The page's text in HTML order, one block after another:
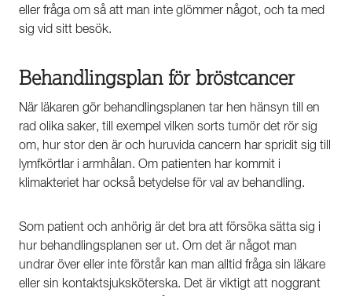
eller fråga om så att man inte glömmer något, och ta med
sig vid sitt besök.
Behandlingsplan för bröstcancer
När läkaren gör behandlingsplanen tar hen hänsyn till en
rad olika saker, till exempel vilken sorts tumör det rör sig
om, hur stor den är och huruvida cancern har spridit sig till
lymfkörtlar i armhålan. Om patienten har kommit i
klimakteriet har också betydelse för val av behandling.
Som patient och anhörig är det bra att försöka sätta sig i
hur behandlingsplanen ser ut. Om det är något man
undrar över eller inte förstår kan man alltid fråga sin läkare
eller sin kontaktsjuksköterska. Det är viktigt att noggrant